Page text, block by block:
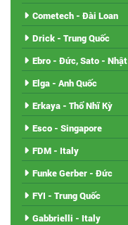
Cometech - Đài Loan
Drick - Trung Quốc
Ebro - Đức, Sato - Nhật
Elga - Anh Quốc
Erkaya - Thổ Nhĩ Kỳ
Esco - Singapore
FDM - Italy
Funke Gerber - Đức
FYI - Trung Quốc
Gabbrielli - Italy